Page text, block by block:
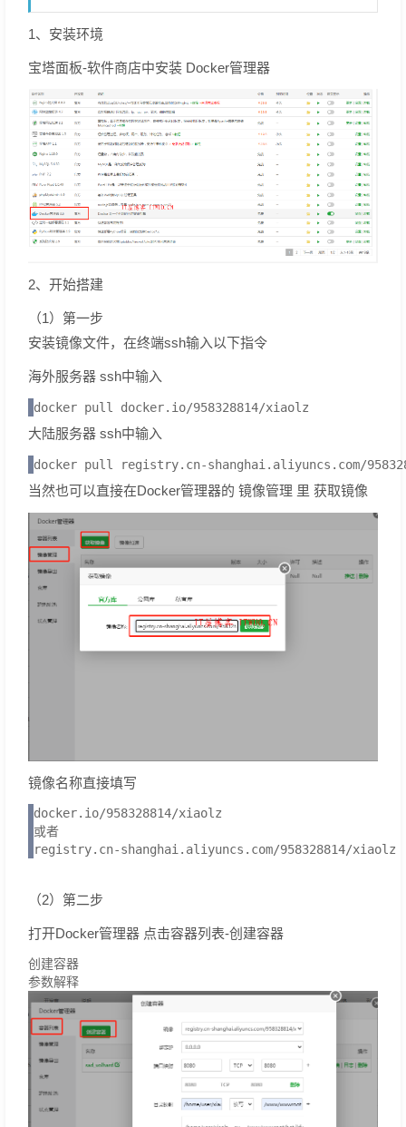
1、安装环境
宝塔面板-软件商店中安装 Docker管理器
2、开始搭建
（1）第一步
安装镜像文件，在终端ssh输入以下指令
海外服务器 ssh中输入
docker pull docker.io/958328814/xiaolz
大陆服务器 ssh中输入
docker pull registry.cn-shanghai.aliyuncs.com/
当然也可以直接在Docker管理器的 镜像管理 里 获取镜像
镜像名称直接填写
docker.io/958328814/xiaolz
或者
registry.cn-shanghai.aliyuncs.com/958328814/xiaolz
（2）第二步
打开Docker管理器 点击容器列表-创建容器
创建容器
参数解释